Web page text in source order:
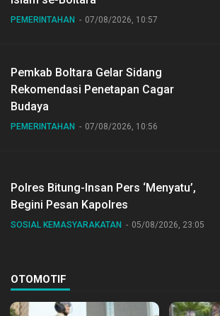
PEMERINTAHAN 07/08/2026, 10:57
Pemkab Boltara Gelar Sidang
Rekomendasi Penetapan Cagar
Budaya
PEMERINTAHAN 07/08/2026, 10:56
Polres Bitung-Insan Pers ‘Menyatu’,
Begini Pesan Kapolres
SOSIAL KEMASYARAKATAN 05/08/2026, 23:05
OTOMOTIF